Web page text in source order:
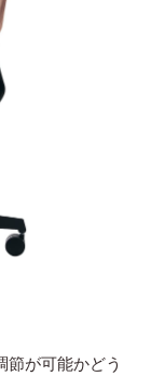
が可能かどう